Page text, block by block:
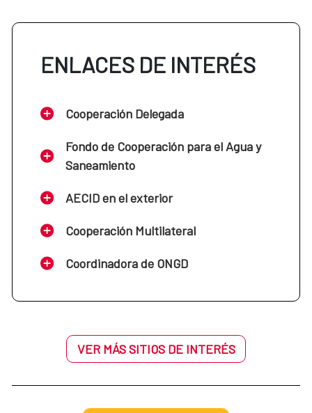
ENLACES DE INTERÉS
Cooperación Delegada
Fondo de Cooperación para el Agua y
Saneamiento
AECID en el exterior
Cooperación Multilateral
Coordinadora de ONGD
VER MÁS SITIOS DE INTERÉS